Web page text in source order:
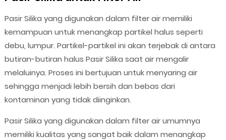
Pasir Silika yang digunakan dalam filter air memiliki
kemampuan untuk menangkap partikel halus seperti
debu, lumpur. Partikel-partikel ini akan terjebak di antara
butiran-butiran halus Pasir Silika saat air mengalir
melaluinya. Proses ini bertujuan untuk menyaring air
sehingga menjadi lebih bersih dan bebas dari
kontaminan yang tidak diinginkan.
Pasir Silika yang digunakan dalam filter air umumnya
memiliki kualitas yang sangat baik dalam menangkap